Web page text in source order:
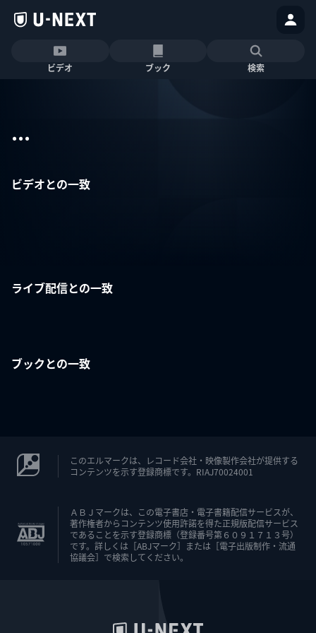
ビデオ ブック 検索
...
ビデオとの一致
ライブ配信との一致
ブックとの一致
このエルマークは、レコード会社・映像製作会社が提供する
コンテンツを示す登録商標です。RIAJ70024001
ＡＢＪマークは、この電子書店・電子書籍配信サービスが、
著作権者からコンテンツ使用許諾を得た正規版配信サービス
であることを示す登録商標（登録番号第６０９１７１３号）
です。詳しくは［ABJマーク］または［電子出版制作・流通
協議会］で検索してください。